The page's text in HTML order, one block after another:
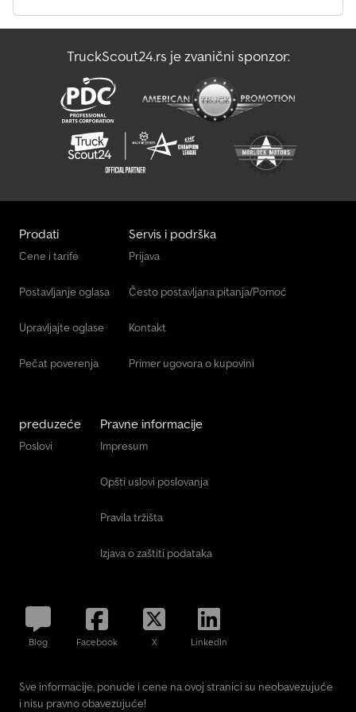
TruckScout24.rs je zvanični sponzor:
Prodati
Cene i tarife
Postavljanje oglasa
Upravljajte oglase
Pečat poverenja
Servis i podrška
Prijava
Često postavljana pitanja/Pomoć
Kontakt
Primer ugovora o kupovini
preduzeće
Poslovi
Pravne informacije
Impresum
Opšti uslovi poslovanja
Pravila tržišta
Izjava o zaštiti podataka
Blog Facebook X LinkedIn
Sve informacije, ponude i cene na ovoj stranici su neobavezujuće
i nisu pravno obavezujuće!